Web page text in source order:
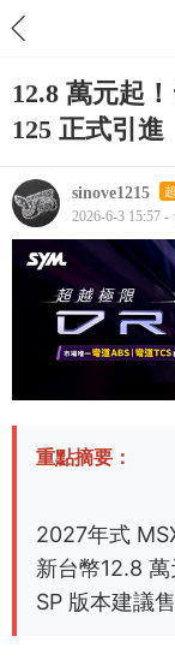
12.8 萬元起
125 正式引進
sinove1215
2026-6-3 15:57
重點摘要：
2027年式
新台幣12.8
SP 版本建議